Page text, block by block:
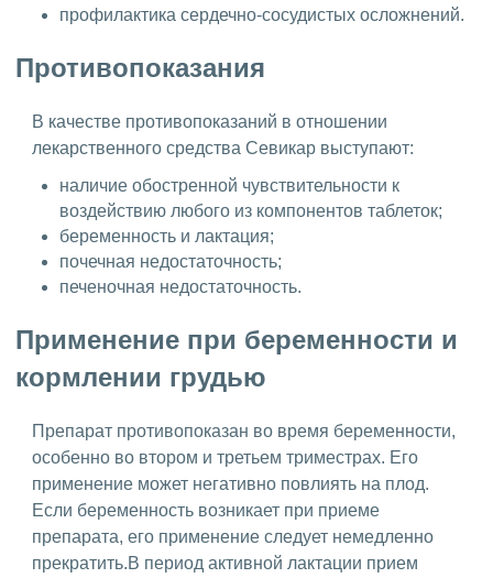
профилактика сердечно-сосудистых осложнений.
Противопоказания
В качестве противопоказаний в отношении
лекарственного средства Севикар выступают:
наличие обостренной чувствительности к
воздействию любого из компонентов таблеток;
беременность и лактация;
почечная недостаточность;
печеночная недостаточность.
Применение при беременности и
кормлении грудью
Препарат противопоказан во время беременности,
особенно во втором и третьем триместрах. Его
применение может негативно повлиять на плод.
Если беременность возникает при приеме
препарата, его применение следует немедленно
прекратить.В период активной лактации прием